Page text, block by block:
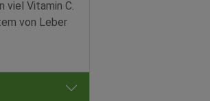
Vitamin C.
von Leber